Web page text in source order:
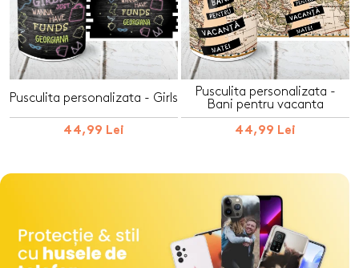
Pusculita personalizata - Girls
44,99 Lei
Pusculita personalizata -
Bani pentru vacanta
44,99 Lei